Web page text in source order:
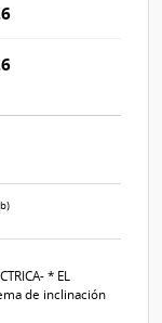
* EL
de inclinación